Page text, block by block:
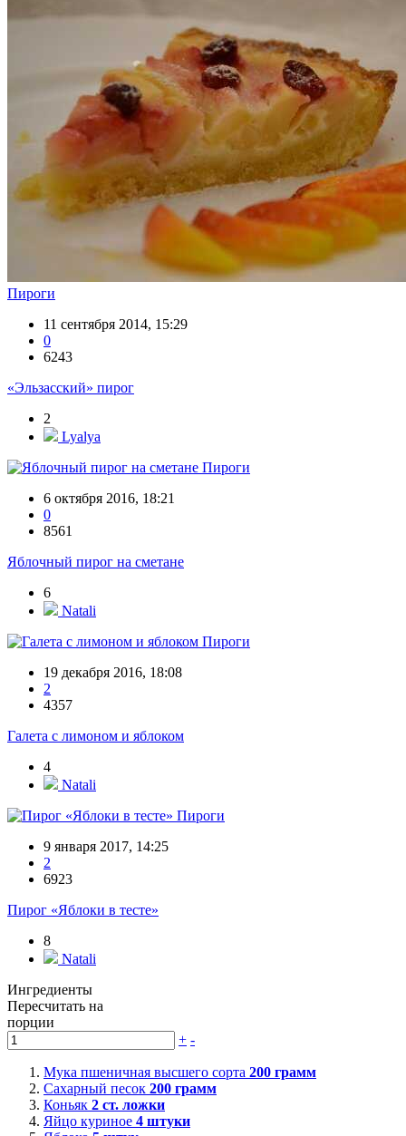
Пироги
11 сентября 2014, 15:29
0
6243
«Эльзасский» пирог
2
Lyalya
Пироги
6 октября 2016, 18:21
0
8561
Яблочный пирог на сметане
6
Natali
Пироги
19 декабря 2016, 18:08
2
4357
Галета с лимоном и яблоком
4
Natali
Пироги
9 января 2017, 14:25
2
6923
Пирог «Яблоки в тесте»
8
Natali
Ингредиенты
Пересчитать на
порции
+ -
Мука пшеничная высшего сорта 200 грамм
Сахарный песок 200 грамм
Коньяк 2 ст. ложки
Яйцо куриное 4 штуки